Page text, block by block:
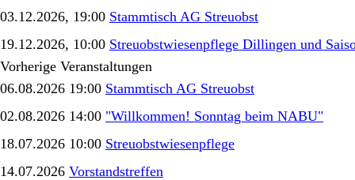
03.12.2026, 19:00 Stammtisch AG Streuobst
19.12.2026, 10:00 Streuobstwiesenpflege Dillingen und
Vorherige Veranstaltungen
06.08.2026 19:00 Stammtisch AG Streuobst
02.08.2026 14:00 "Willkommen! Sonntag beim NABU"
18.07.2026 10:00 Streuobstwiesenpflege
14.07.2026 Vorstandstreffen